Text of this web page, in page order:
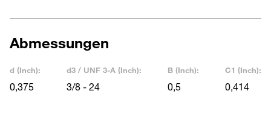
Abmessungen
d (Inch):
0,375
d3 / UNF 3-A (Inch):
3/8 - 24
B (Inch):
0,5
C1 (Inch):
0,414